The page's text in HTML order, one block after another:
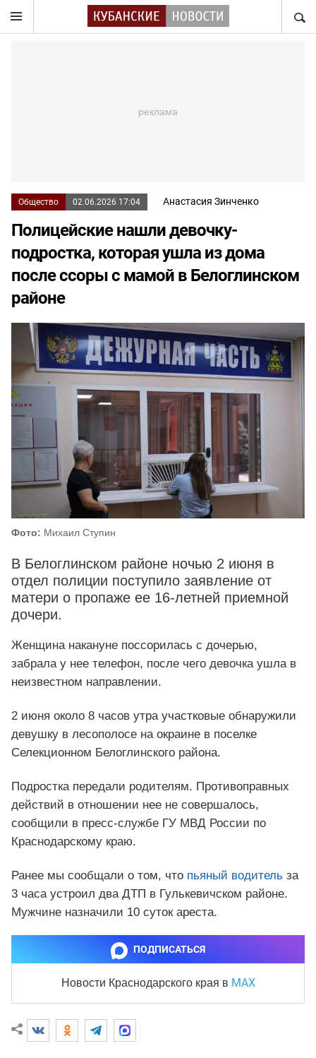
Общество 02.06.2026 17:04 Анастасия Зинченко
Полицейские нашли девочку-
подростка, которая ушла из дома
после ссоры с мамой в Белоглинском
районе
Фото: Михаил Ступин
В Белоглинском районе ночью 2 июня в
отдел полиции поступило заявление от
матери о пропаже ее 16-летней приемной
дочери.
Женщина накануне поссорилась с дочерью,
забрала у нее телефон, после чего девочка ушла в
неизвестном направлении.
2 июня около 8 часов утра участковые обнаружили
девушку в лесополосе на окраине в поселке
Селекционном Белоглинского района.
Подростка передали родителям. Противоправных
действий в отношении нее не совершалось,
сообщили в пресс-службе ГУ МВД России по
Краснодарскому краю.
Ранее мы сообщали о том, что пьяный водитель за
3 часа устроил два ДТП в Гулькевичском районе.
Мужчине назначили 10 суток ареста.
ПОДПИСАТЬСЯ
Новости Краснодарского края в MAX